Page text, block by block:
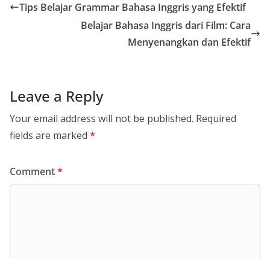
Tips Belajar Grammar Bahasa Inggris yang Efektif
Belajar Bahasa Inggris dari Film: Cara
Menyenangkan dan Efektif
Leave a Reply
Your email address will not be published. Required
fields are marked *
Comment*